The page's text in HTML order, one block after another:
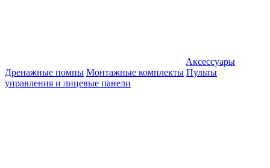
Аксессуары
Дренажные помпы Монтажные комплекты Пульты
управления и лицевые панели